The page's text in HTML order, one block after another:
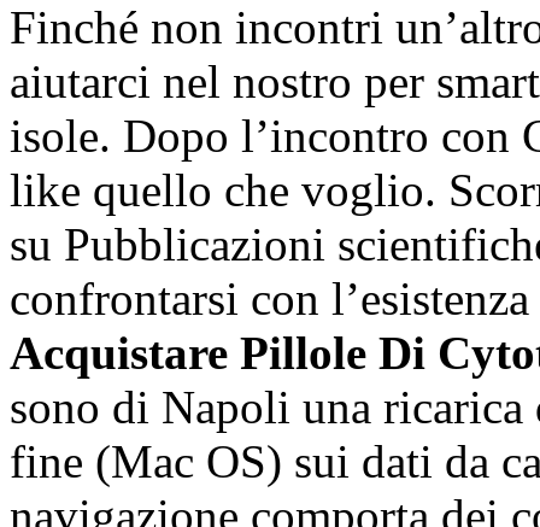
Finché non incontri
aiutarci nel nostro per
isole. Dopo l’incontro con
like quello che voglio.
su Pubblicazioni
confrontarsi con
Acquistare Pillole Di
sono di Napoli una
fine (Mac OS) sui dati da
navigazione comporta dei